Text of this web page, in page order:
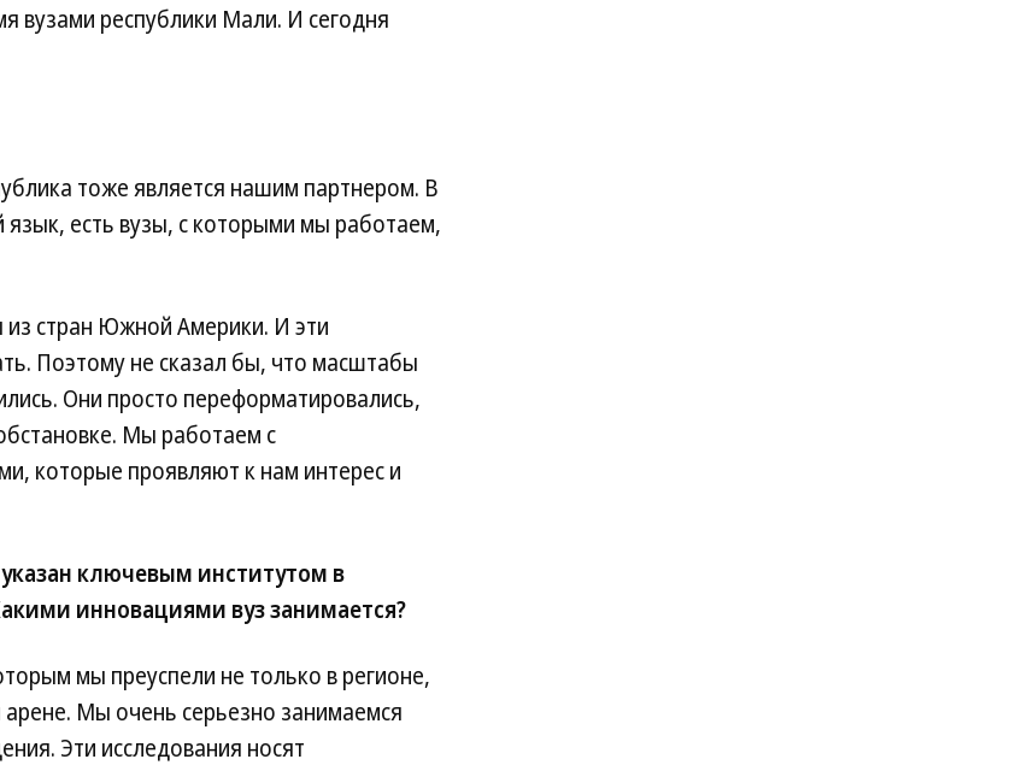
вузами республики Мали. И сегодня
тоже является нашим партнером. В
язык, есть вузы, с которыми мы работаем,
из стран Южной Америки. И эти
Поэтому не сказал бы, что масштабы
Они просто переформатировались,
Мы работаем с
которые проявляют к нам интерес и
ключевым институтом в
инновациями вуз занимается?
мы преуспели не только в регионе,
Мы очень серьезно занимаемся
Эти исследования носят